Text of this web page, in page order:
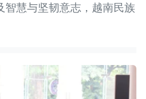
智慧与坚韧意志，越南民族